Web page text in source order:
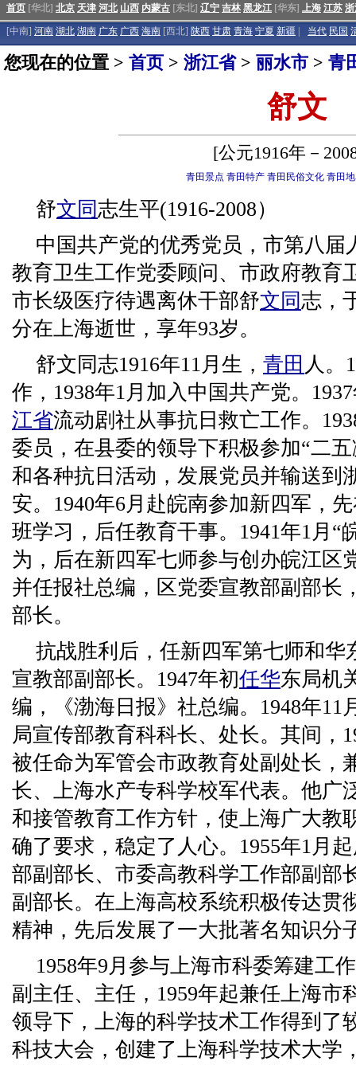
首页 [华北] 北京 天津 河北 山西 内蒙古 [东北] 辽宁 吉林 黑龙江 [华东] 上海 江苏
[中南] 河南 湖北 湖南 广东 广西 海南 [西北] 陕西 甘肃 青海 宁夏 新疆 当代 民国
您现在的位置 > 首页 > 浙江省> 丽水市 > 青
舒文
[公元1916年－
青田景点 青田特产 青田民俗文化 青田
舒文同志生平(1916-2008）
中国共产党的优秀党员，市第八届
教育卫生工作党委顾问、市政府教育
市长级医疗待遇离休干部舒文同志，
分在上海逝世，享年93岁。
舒文同志1916年11月生， 青田 人。
作，1938年1月加入中国共产党。
江省流动剧社从事抗日救亡工作。
委员，在县委的领导下积极参加“二
和各种抗日活动，发展党员并输送到
安。1940年6月赴皖南参加新四军，
班学习，后任教育干事。1941年1月“
为，后在新四军七师参与创办皖江区
并任报社总编，区党委宣教部副部长
部长。
抗战胜利后，任新四军第七师和华
宣教部副部长。1947年初任华东局机
编，《渤海日报》社总编。1948年11
局宣传部教育科科长、处长。其间，
被任命为军管会市政教育处副处长，
长、上海水产专科学校军代表。他广
和接管教育工作方针，使上海广大教
确了要求，稳定了人心。1955年1月
部副部长、市委高教科学工作部副部
副部长。在上海高校系统积极传达贯
精神，先后发展了一大批著名知识分
1958年9月参与上海市科委筹建工
副主任、主任，1959年起兼任上海市
领导下，上海的科学技术工作得到了
科技大会，创建了上海科学技术大学